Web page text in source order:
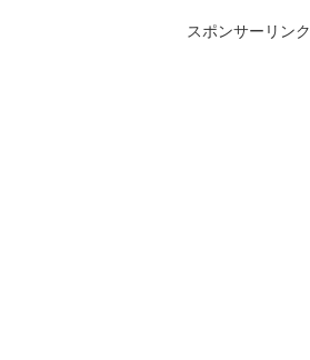
のが治って感動しております。スポンサーリンク